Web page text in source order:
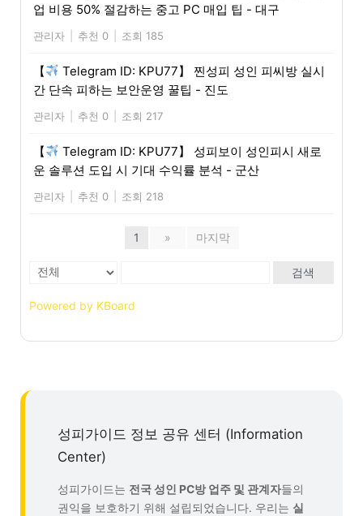
업 비용 50% 절감하는 중고 PC 매입 팁 - 대구
관리자 추천 0 조회 185
【
Telegram ID: KPU77】 찐성피 성인 피씨방 실시
간 단속 피하는 보안운영 꿀팁 - 진도
관리자 추천 0 조회 217
【
Telegram ID: KPU77】 성피보이 성인피시 새로
운 솔루션 도입 시 기대 수익률 분석 - 군산
관리자 추천 0 조회 218
1 » 마지막
검색
Powered by KBoard
성피가이드 정보 공유 센터 (Information
Center)
성피가이드는 전국 성인 PC방 업주 및 관계자들의
권익을 보호하기 위해 설립되었습니다. 우리는 실